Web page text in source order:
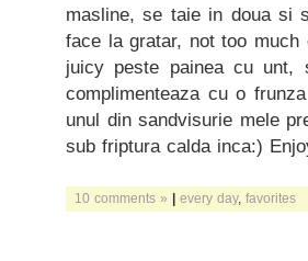
masline, se taie in doua si
face la gratar, not too
juicy peste painea cu
complimenteaza cu o
unul din sandvisurie mele
sub friptura calda inca:)
10 comments » | every day, favorites